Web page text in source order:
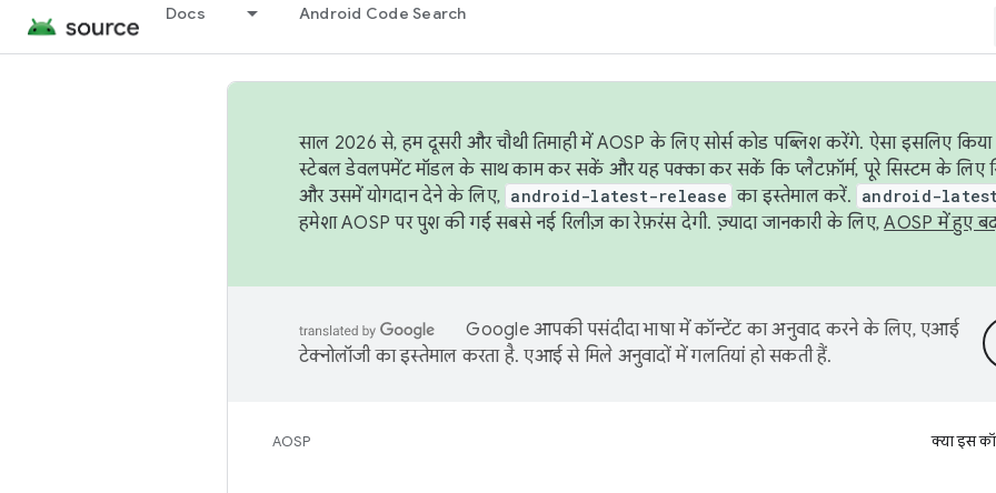
Docs Android Code Search
साल 2026 से, हम दूसरी और चौथी तिमाही में AOSP के लिए सोर्स कोड पब्लिश करेंगे. ऐसा इसलिए
स्टेबल डेवलपमेंट मॉडल के साथ काम कर सकें और यह पक्का कर सकें कि प्लैटफ़ॉर्म, पूरे सिस्टम के लिए
और उसमें योगदान देने के लिए, android-latest-release का इस्तेमाल करें. android-
हमेशा AOSP पर पुश की गई सबसे नई रिलीज़ का रेफ़रंस देगी. ज़्यादा जानकारी के लिए,AOSP में हुए
Google आपकी पसंदीदा भाषा में कॉन्टेंट का अनुवाद करने के लिए, एआई
टेक्नोलॉजी का इस्तेमाल करता है. एआई से मिले अनुवादों में गलतियां हो सकती हैं.
AOSP क्या इस